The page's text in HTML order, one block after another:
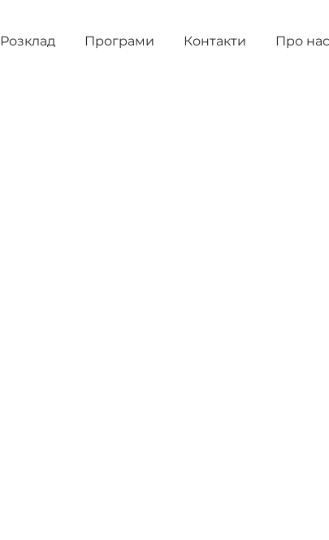
Розклад Програми Контакти Про нас